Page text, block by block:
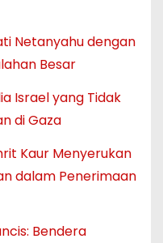
Netanyahu dengan
Besar
Israel yang Tidak
di Gaza
Kaur Menyerukan
dalam Penerimaan
Bendera